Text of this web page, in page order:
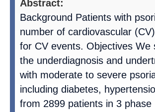
Abstract:
Background Patients with
number of cardiovascular
for CV events. Objectives
the underdiagnosis and
with moderate to severe
including diabetes,
from 2899 patients in 3